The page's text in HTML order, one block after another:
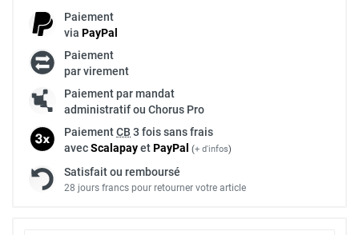
Paiement
via PayPal
Paiement
par virement
Paiement par mandat
administratif ou Chorus Pro
PaiementCB 3 fois sans frais
avecScalapayetPayPal (+ d'infos)
Satisfait ou remboursé
28 jours francs pour retourner votre article